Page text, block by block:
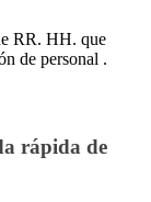
RR. HH. que
de personal .
rápida de